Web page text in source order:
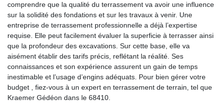
comprendre que la qualité du terrassement va avoir une influence
sur la solidité des fondations et sur les travaux à venir. Une
entreprise de terrassement professionnelle a déjà l’expertise
requise. Elle peut facilement évaluer la superficie à terrasser ainsi
que la profondeur des excavations. Sur cette base, elle va
aisément établir des tarifs précis, reflétant la réalité. Ses
connaissances et son expérience assurent un gain de temps
inestimable et l’usage d’engins adéquats. Pour bien gérer votre
budget , fiez-vous à un expert en terrassement de terrain, tel que
Kraemer Gédéon dans le 68410.